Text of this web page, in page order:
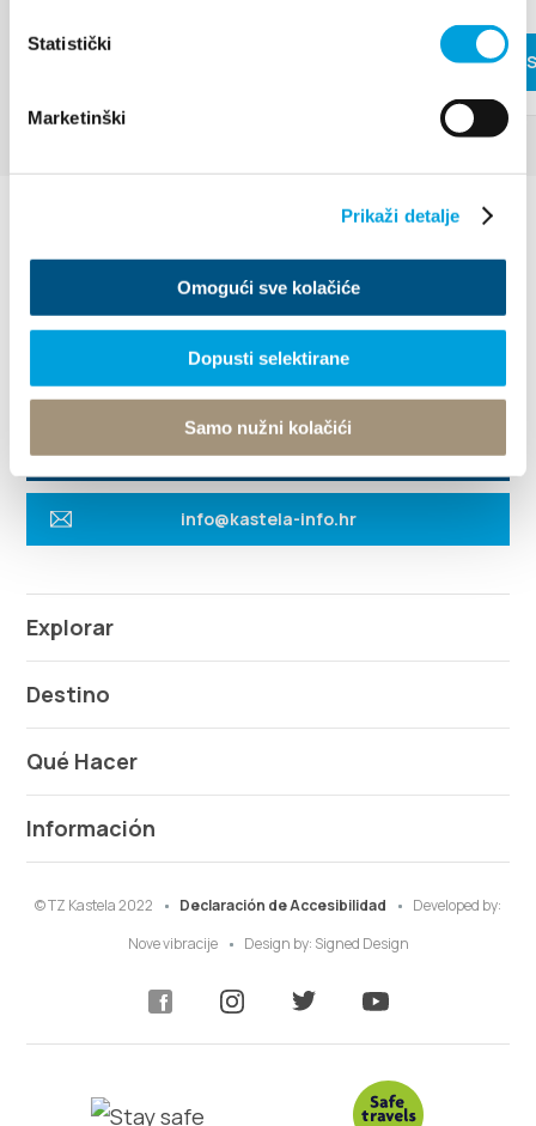
Statistički
Marketinški
Prikaži detalje
Omogući sve kolačiće
Dopusti selektirane
Samo nužni kolačići
LEER MÁS
Villa Nika, Kamberovo šetalište 30
21216 Kaštel Stari, Hrvatska
Instrucciones
+385 21 227 933
info@kastela-info.hr
Explorar
Destino
Qué Hacer
Información
© TZ Kastela 2022 Declaración de Accesibilidad
Developed by:
Nove vibracije
Design by: Signed Design